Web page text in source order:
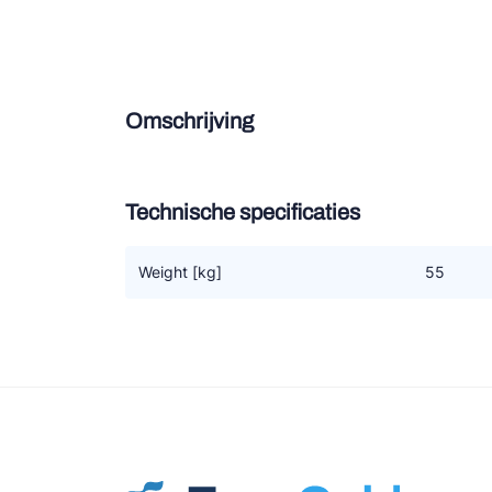
Omschrijving
Technische specificaties
Weight [kg] 55